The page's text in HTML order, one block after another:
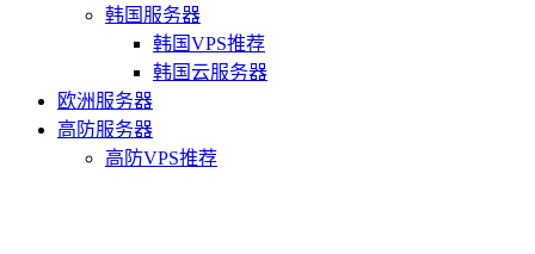
韩国服务器
韩国VPS推荐
韩国云服务器
欧洲服务器
高防服务器
高防VPS推荐